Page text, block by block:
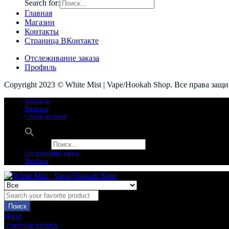
Search for:
Главная
Магазин
Контакты
Страница ВКонтакте
Отслеживание заказа
Профиль
Copyright 2023 © White Mist | Vape/Hookah Shop. Все права
Контакты
Профиль
Список желаний
Отслеживание заказа
Профиль
Поиск
Вход
Учетная запись